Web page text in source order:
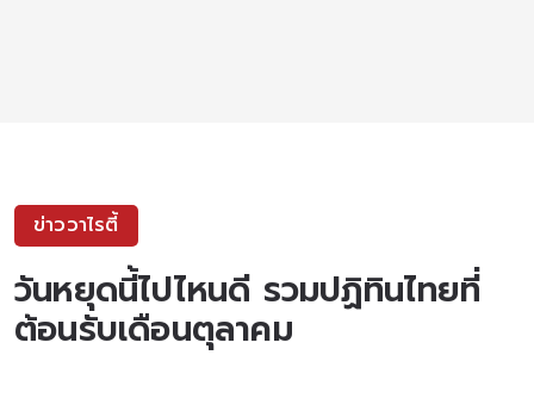
ข่าววาไรตี้
วันหยุดนี้ไปไหนดี รวมปฏิทินไทยที่
ต้อนรับเดือนตุลาคม